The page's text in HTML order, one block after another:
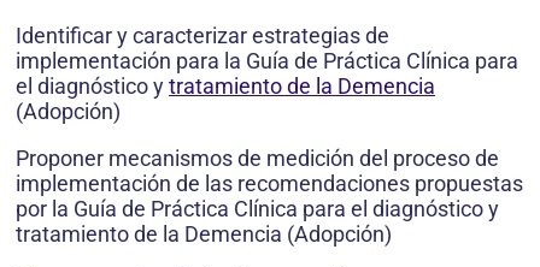
Identificar y caracterizar estrategias de
implementación para la Guía de Práctica Clínica para
el diagnóstico ytratamiento de la Demencia
(Adopción)
Proponer mecanismos de medición del proceso de
implementación de las recomendaciones propuestas
por la Guía de Práctica Clínica para el diagnóstico y
tratamiento de la Demencia (Adopción)